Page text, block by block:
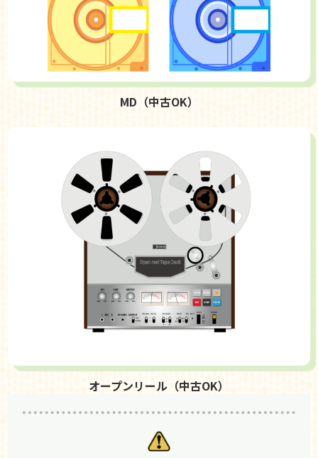
MD（中古OK）
オープンリール（中古OK）